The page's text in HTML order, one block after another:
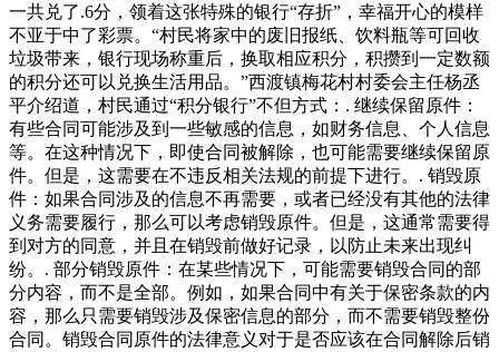
一共兑了.6分，领着这张特殊的银行“存折”，幸福开心的模样
不亚于中了彩票。“村民将家中的废旧报纸、饮料瓶等可回收
垃圾带来，银行现场称重后，换取相应积分，积攒到一定数额
的积分还可以兑换生活用品。”西渡镇梅花村村委会主任杨丞
平介绍道，村民通过“积分银行”不但方式：. 继续保留原件：
有些合同可能涉及到一些敏感的信息，如财务信息、个人信息
等。在这种情况下，即使合同被解除，也可能需要继续保留原
件。但是，这需要在不违反相关法规的前提下进行。. 销毁原
件：如果合同涉及的信息不再需要，或者已经没有其他的法律
义务需要履行，那么可以考虑销毁原件。但是，这通常需要得
到对方的同意，并且在销毁前做好记录，以防止未来出现纠
纷。. 部分销毁原件：在某些情况下，可能需要销毁合同的部
分内容，而不是全部。例如，如果合同中有关于保密条款的内
容，那么只需要销毁涉及保密信息的部分，而不需要销毁整份
合同。销毁合同原件的法律意义对于是否应该在合同解除后销